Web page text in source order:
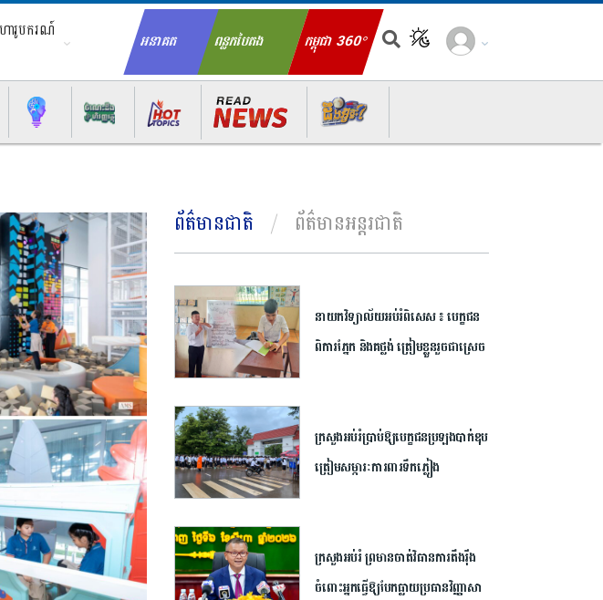
ារូបករណ៍ អនាគត ពន្លកបៃតង កម្ពុជា 360°
Search for:
ព័ត៌មានជាតិ ព័ត៌មានអន្តរជាតិ
នាយក​វិទ្យាល័យ​អប់រំ​ពិសេស​ ​៖ ​បេក្ខជន​
ពិការ​ភ្នែក​ និង​គថ្លង់​ ត្រៀមខ្លួន​រួច​ជាស្រេច​
ក្រសួង​អប់រំ​ប្រាប់​ឱ្យ​បេក្ខជន​ប្រឡង​បាក់ឌុប​
ត្រៀម​សម្ភារៈ​ការពារ​ទឹកភ្លៀង​
ក្រសួង​អប់រំ ​ព្រមាន​ចាត់​វិធានការ​តឹងរ៉ឹង​
ចំពោះ​អ្នក​ធ្វើឱ្យ​បែកធ្លាយ​ប្រធាន​វិញ្ញាសា​